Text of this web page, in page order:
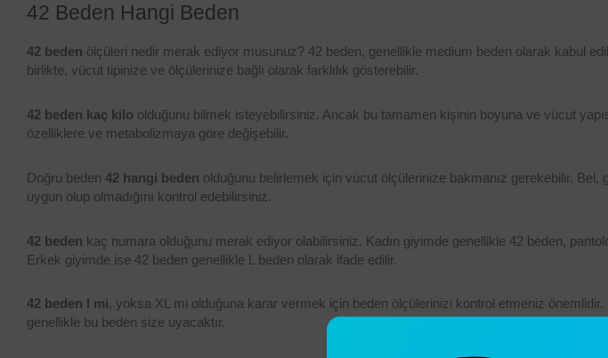
42 Beden Hangi Beden
42 beden ölçüleri nedir merak ediyor musunuz? 42 beden, genellikle medium beden olarak kabul
birlikte, vücut tipinize ve ölçülerinize bağlı olarak farklılık gösterebilir.
42 beden kaç kilo olduğunu bilmek isteyebilirsiniz. Ancak bu tamamen kişinin boyuna ve vücut
özelliklere ve metabolizmaya göre değişebilir.
Doğru beden 42 hangi beden olduğunu belirlemek için vücut ölçülerinize bakmanız gerekebilir. Bel,
uygun olup olmadığını kontrol edebilirsiniz.
42 beden kaç numara olduğunu merak ediyor olabilirsiniz. Kadın giyimde genellikle 42 beden,
Erkek giyimde ise 42 beden genellikle L beden olarak ifade edilir.
42 beden l mi, yoksa XL mi olduğuna karar vermek için beden ölçülerinizi kontrol etmeniz
genellikle bu beden size uyacaktır.